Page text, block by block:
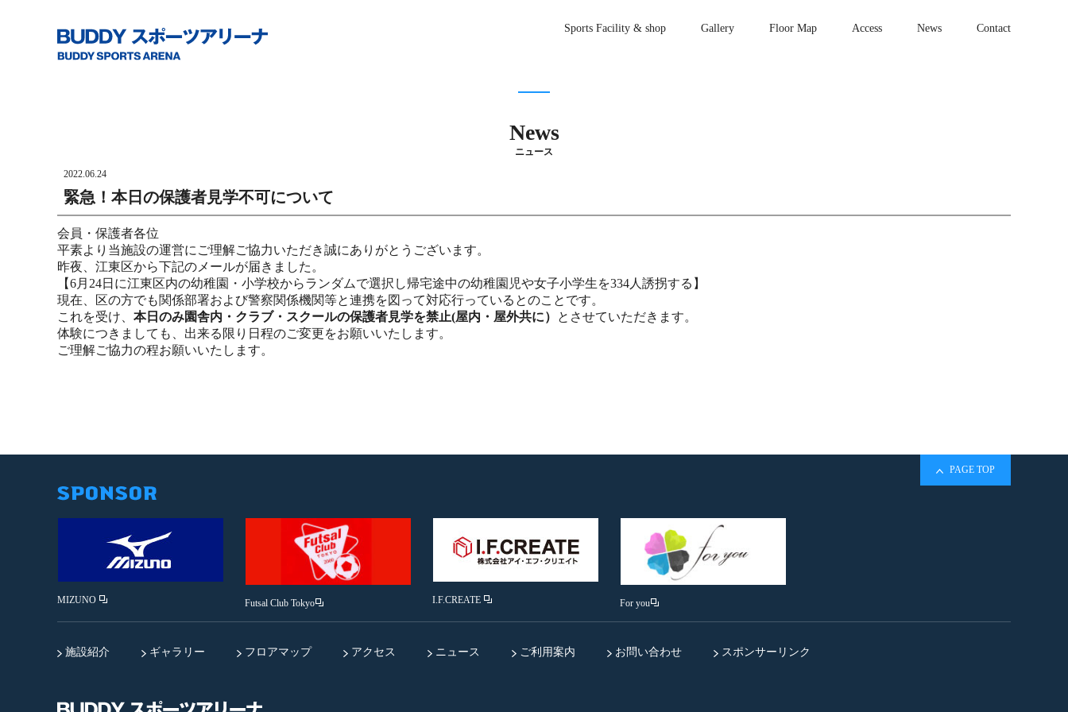
Sports Facility & shop Gallery Floor Map Access News Contact
News
ニュース
2022.06.24
緊急！本日の保護者見学不可について
会員・保護者各位
平素より当施設の運営にご理解ご協力いただき誠にありがとうございます。
昨夜、江東区から下記のメールが届きました。
【6月24日に江東区内の幼稚園・小学校からランダムで選択し帰宅途中の幼稚園児や女子小学生を334人誘拐する】
現在、区の方でも関係部署および警察関係機関等と連携を図って対応行っているとのことです。
これを受け、 本日のみ園舎内・クラブ・スクールの保護者見学を禁止(屋内・屋外共に）
とさせていただきます。
体験につきましても、出来る限り日程のご変更をお願いいたします。
ご理解ご協力の程お願いいたします。
PAGE TOP
MIZUNO Futsal Club Tokyo I.F.CREATE For you
施設紹介 ギャラリー フロアマップ アクセス ニュース ご利用案内 お問い合わせ スポンサーリンク